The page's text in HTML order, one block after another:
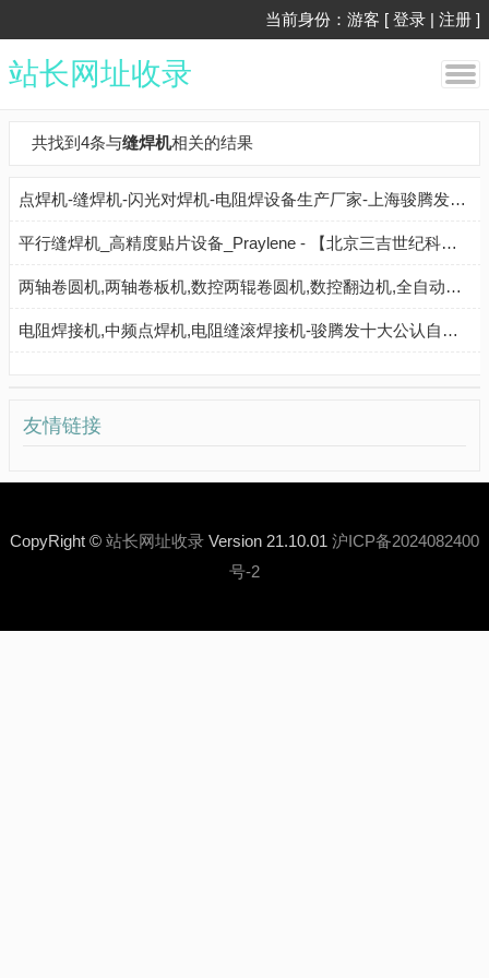
当前身份：游客 [ 登录 | 注册 ]
站长网址收录
共找到4条与缝焊机相关的结果
点焊机-缝焊机-闪光对焊机-电阻焊设备生产厂家-上海骏腾发智能设备有限公司
平行缝焊机_高精度贴片设备_Praylene - 【北京三吉世纪科技有限公司】
两轴卷圆机,两轴卷板机,数控两辊卷圆机,数控翻边机,全自动两轴滚圆机,自动转枪焊,圆筒直缝焊机,直缝圆筒摇摆送丝焊,环缝焊,送丝焊,摇摆焊,激光焊,卷圆机,卷板机,翻边机,转枪焊_廊坊艾尼智能设备有限公司 - 八方资源网
电阻焊接机,中频点焊机,电阻缝滚焊接机-骏腾发十大公认自动化焊接设备品牌
友情链接
CopyRight © 站长网址收录 Version 21.10.01 沪ICP备2024082400
号-2